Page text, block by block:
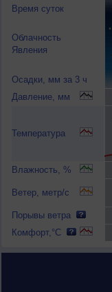
Время суток
Облачность
Явления
Осадки, мм за 3 ч
Давление, мм
Температура
Влажность, %
Ветер, метр/с
Порывы ветра
Комфорт,°C